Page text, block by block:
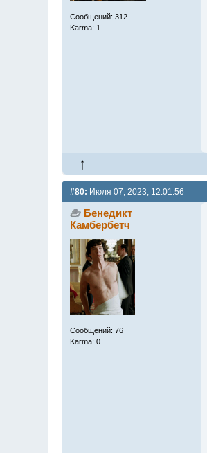
Сообщений: 312
Karma: 1
#80: Июля 07, 2023, 12:01:56
Бенедикт
Камбербетч
Сообщений: 76
Karma: 0